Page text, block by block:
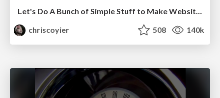
Let's Do A Bunch of Simple Stuff to Make Websites Faster
chriscoyier
508 140k